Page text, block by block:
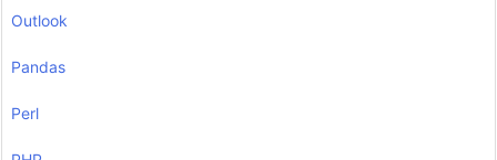
Outlook
Pandas
Perl